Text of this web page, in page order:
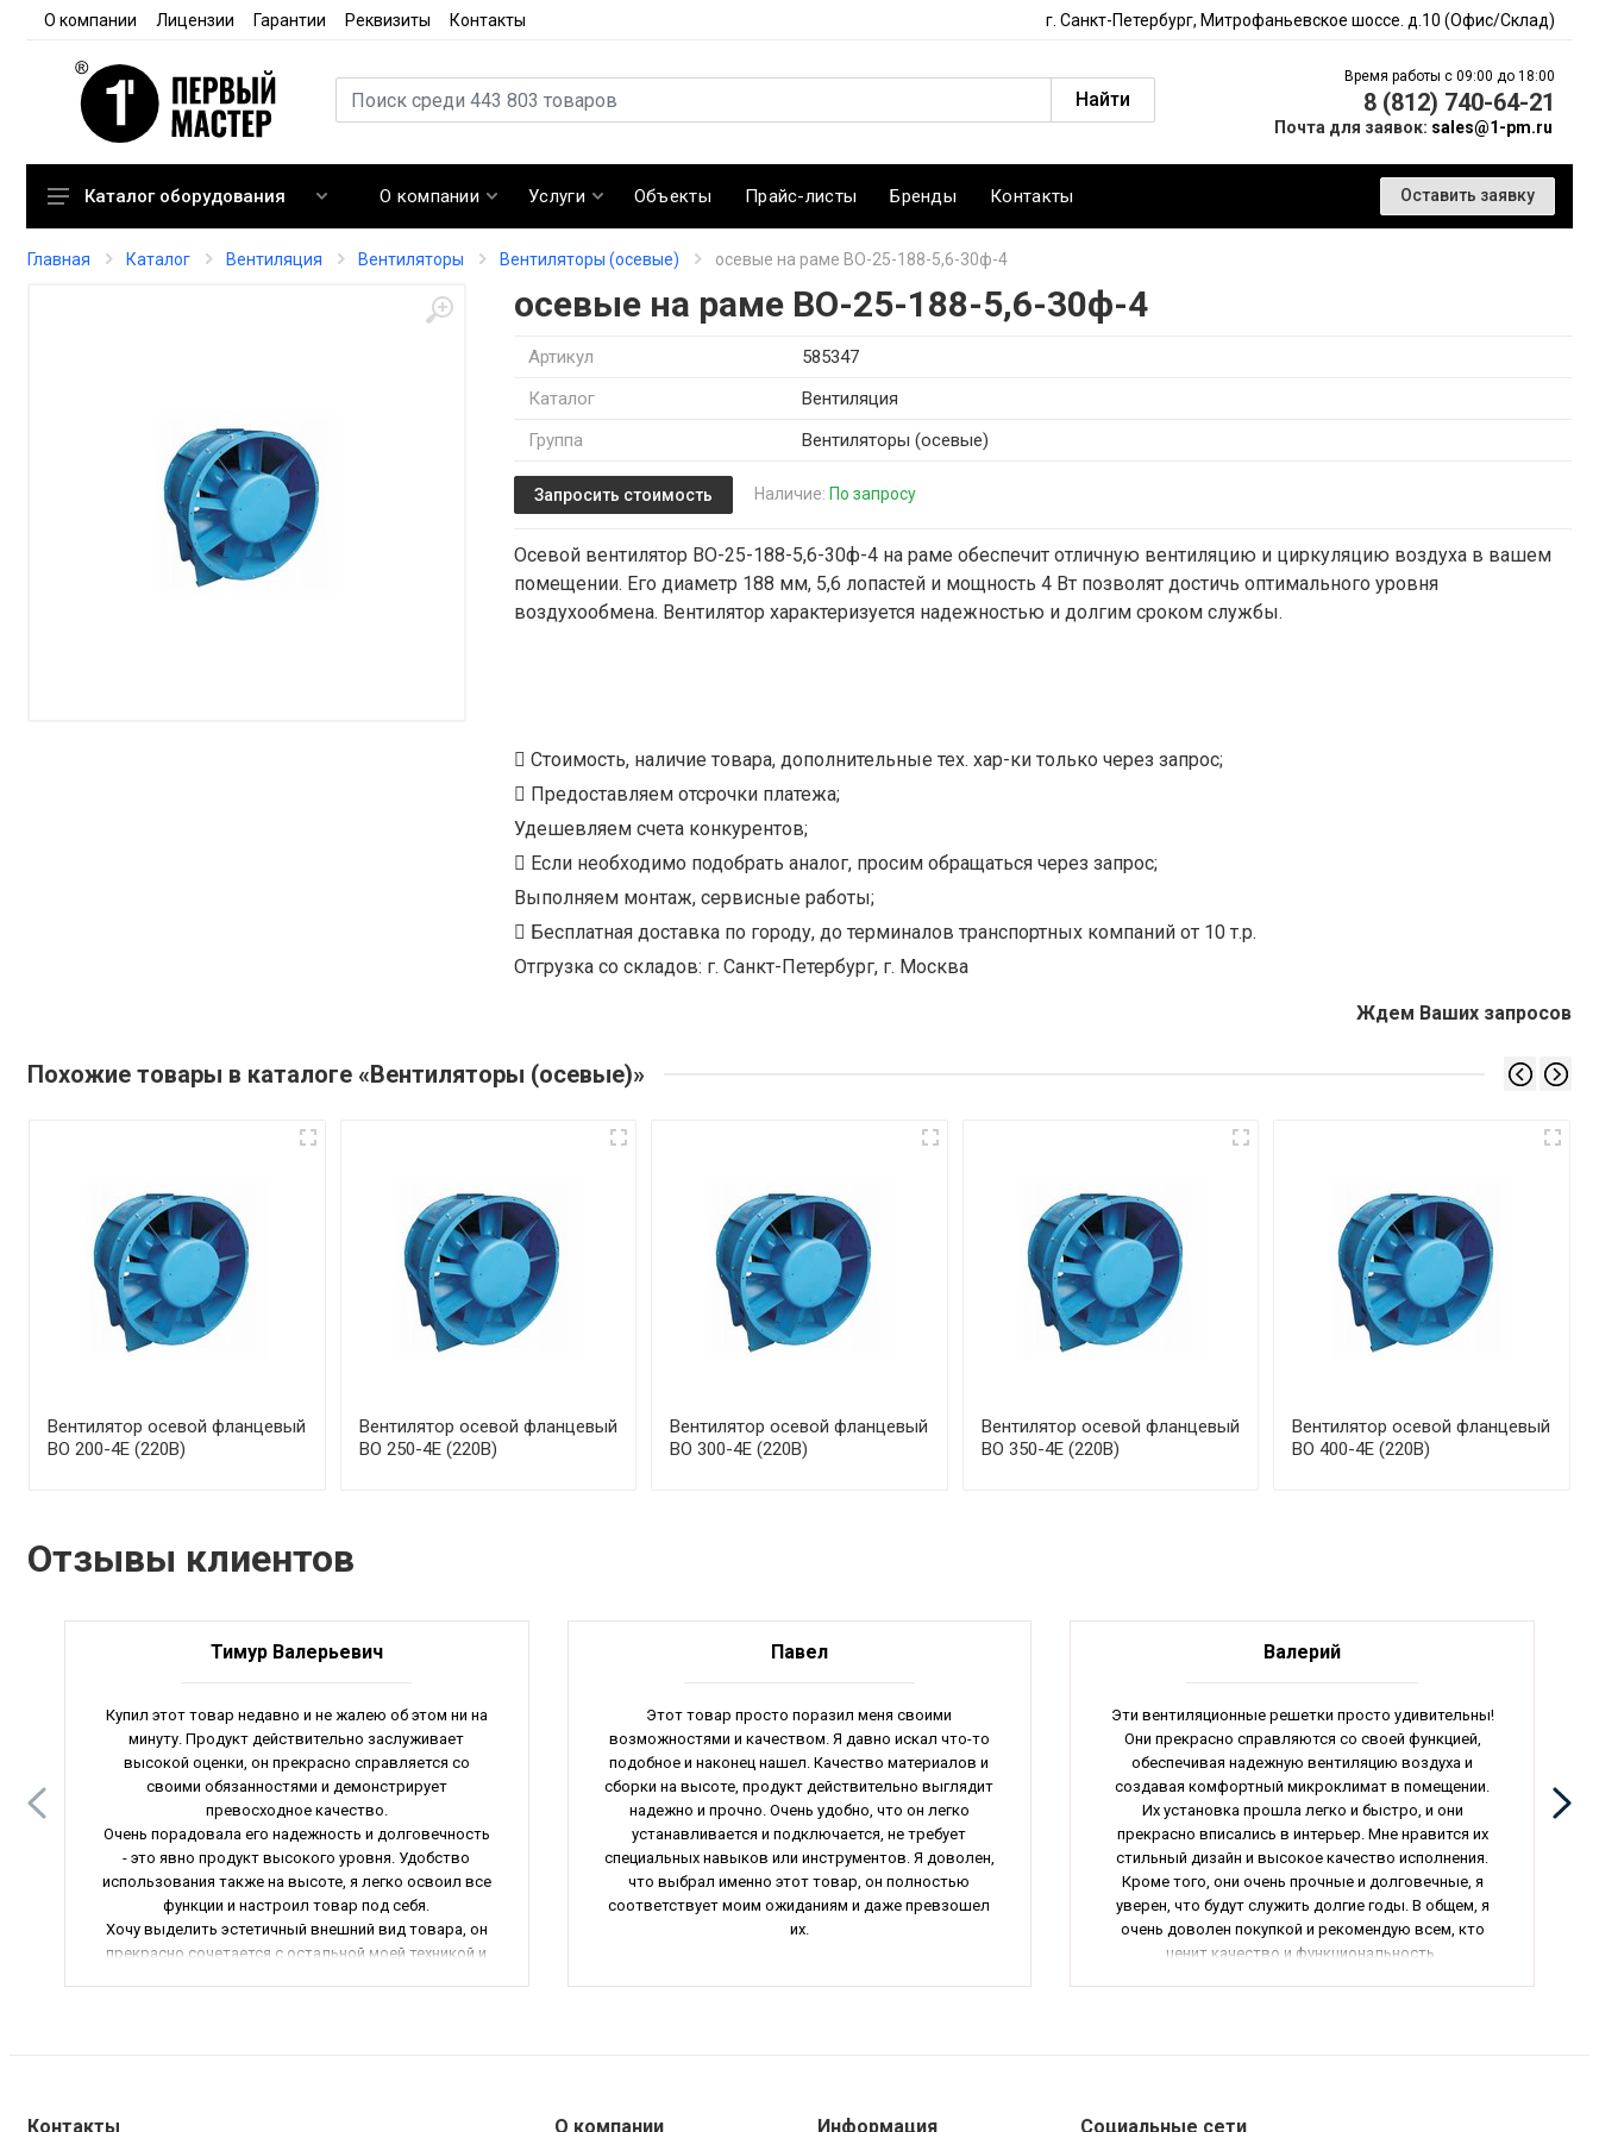
О компании Лицензии Гарантии Реквизиты Контакты г. Санкт-Петербург, Митрофаньевское шоссе. д.10 (Офис/Склад)
Найти
Время работы с 09:00 до 18:00
8 (812) 740-64-21
Почта для заявок: sales@1-pm.ru
Кондиционирование
Расходные материалы
Каталог оборудования О компании Услуги Объекты Прайс-листы Бренды Контакты Оставить заявку
Главная Каталог Вентиляция Вентиляторы Вентиляторы (осевые) осевые на раме ВО-25-188-5,6-30ф-4
осевые на раме ВО-25-188-5,6-30ф-4
Артикул
585347
Каталог
Вентиляция
Группа
Вентиляторы (осевые)
Запросить стоимость Наличие: По запросу
Осевой вентилятор ВО-25-188-5,6-30ф-4 на раме обеспечит отличную вентиляцию и циркуляцию воздуха в вашем
помещении. Его диаметр 188 мм, 5,6 лопастей и мощность 4 Вт позволят достичь оптимального уровня
воздухообмена. Вентилятор характеризуется надежностью и долгим сроком службы.
Стоимость, наличие товара, дополнительные тех. хар-ки только через запрос;
Предоставляем отсрочки платежа;
Удешевляем счета конкурентов;
Если необходимо подобрать аналог, просим обращаться через запрос;
Выполняем монтаж, сервисные работы;
Бесплатная доставка по городу, до терминалов транспортных компаний от 10 т.р.
Отгрузка со складов: г. Санкт-Петербург, г. Москва
Ждем Ваших запросов
Похожие товары в каталоге «Вентиляторы (осевые)»
Вентилятор осевой фланцевый
ВО 200-4Е (220В)
Вентилятор осевой фланцевый
ВО 250-4Е (220В)
Вентилятор осевой фланцевый
ВО 300-4Е (220В)
Вентилятор осевой фланцевый
ВО 350-4Е (220В)
Вентилятор осевой фланцевый
ВО 400-4Е (220В)
Отзывы клиентов
Тимур Валерьевич
Купил этот товар недавно и не жалею об этом ни на
минуту. Продукт действительно заслуживает
высокой оценки, он прекрасно справляется со
своими обязанностями и демонстрирует
превосходное качество.
Очень порадовала его надежность и долговечность
- это явно продукт высокого уровня. Удобство
использования также на высоте, я легко освоил все
функции и настроил товар под себя.
Хочу выделить эстетичный внешний вид товара, он
прекрасно сочетается с остальной моей техникой и
Павел
Этот товар просто поразил меня своими
возможностями и качеством. Я давно искал что-то
подобное и наконец нашел. Качество материалов и
сборки на высоте, продукт действительно выглядит
надежно и прочно. Очень удобно, что он легко
устанавливается и подключается, не требует
специальных навыков или инструментов. Я доволен,
что выбрал именно этот товар, он полностью
соответствует моим ожиданиям и даже превзошел
их.
того, у этого товара отличное соотношение цены и
Валерий
Эти вентиляционные решетки просто удивительны!
Они прекрасно справляются со своей функцией,
обеспечивая надежную вентиляцию воздуха и
создавая комфортный микроклимат в помещении.
Их установка прошла легко и быстро, и они
прекрасно вписались в интерьер. Мне нравится их
стильный дизайн и высокое качество исполнения.
Кроме того, они очень прочные и долговечные, я
уверен, что будут служить долгие годы. В общем, я
очень доволен покупкой и рекомендую всем, кто
ценит качество и функциональность.
Контакты О компании Информация Социальные сети